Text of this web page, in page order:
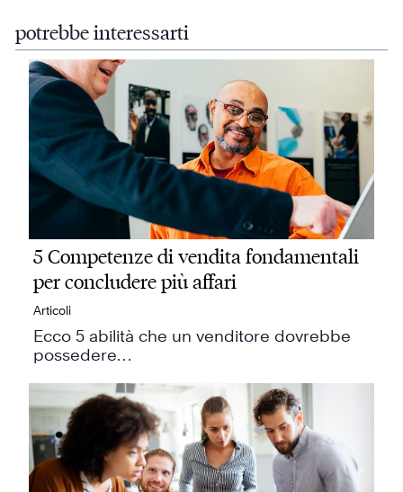
potrebbe interessarti
5 Competenze di vendita fondamentali
per concludere più affari
Articoli
Ecco 5 abilità che un venditore dovrebbe
possedere…